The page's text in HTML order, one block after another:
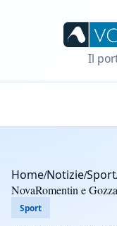
Il
Home/Notizie/Sport
NovaRomentin e
Sport